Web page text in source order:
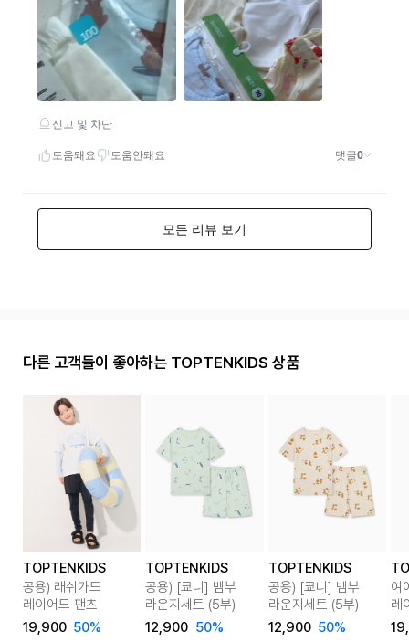
다른 고객들이 좋아하는 TOPTENKIDS 상품
TOPTENKIDS
공용) 래쉬가드
레이어드 팬츠
19,900 50%
TOPTENKIDS
공용) [쿄니] 뱀부
라운지세트 (5부)
12,900 50%
TOPTENKIDS
공용) [쿄니] 뱀부
라운지세트 (5부)
12,900 50%
여
레
(